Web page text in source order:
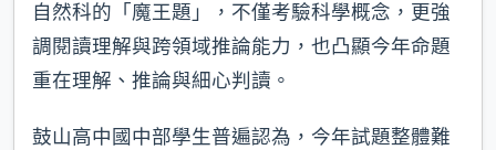
自然科的「魔王題」，不僅考驗科學概念，更強
調閱讀理解與跨領域推論能力，也凸顯今年命題
重在理解、推論與細心判讀。
鼓山高中國中部學生普遍認為，今年試題整體難